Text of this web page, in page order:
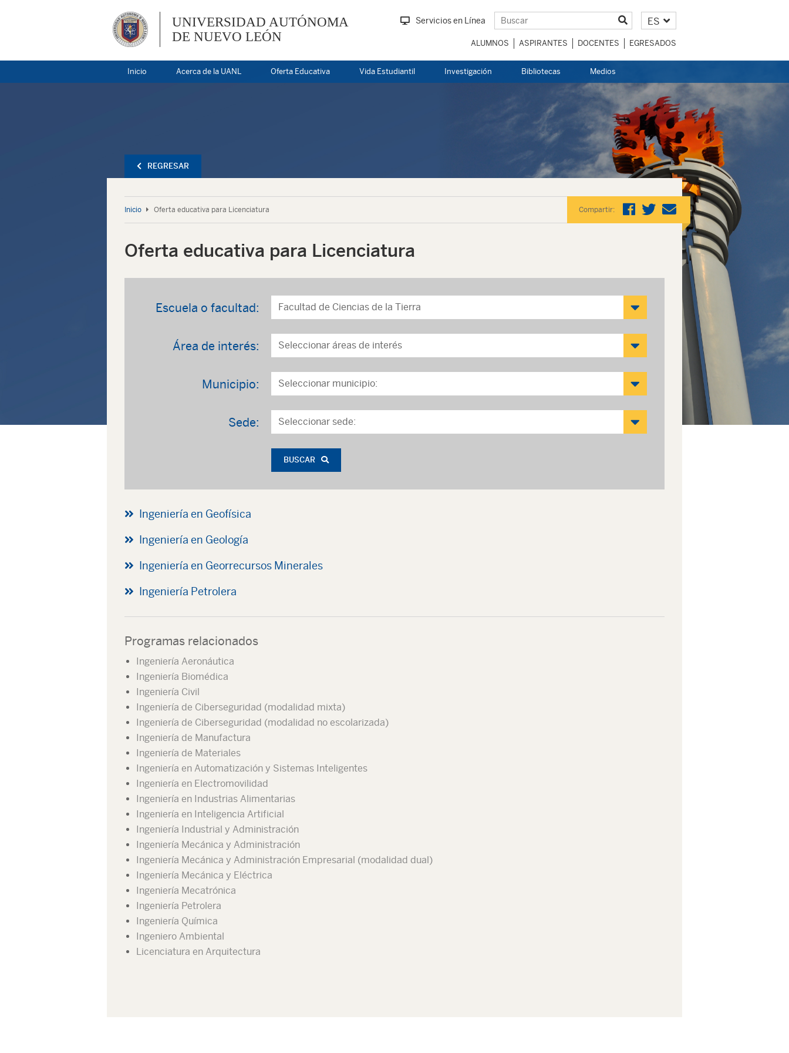
UNIVERSIDAD AUTÓNOMA
DE NUEVO LEÓN
Servicios en Línea ES
ALUMNOS ASPIRANTES DOCENTES EGRESADOS
Inicio Acerca de la UANL Oferta Educativa Vida Estudiantil Investigación Bibliotecas Medios
REGRESAR
Inicio Oferta educativa para Licenciatura Compartir:
Oferta educativa para Licenciatura
Escuela o facultad:
Área de interés:
Municipio:
Sede:
BUSCAR
Ingeniería en Geofísica
Ingeniería en Geología
Ingeniería en Georrecursos Minerales
Ingeniería Petrolera
Programas relacionados
Ingeniería Aeronáutica
Ingeniería Biomédica
Ingeniería Civil
Ingeniería de Ciberseguridad (modalidad mixta)
Ingeniería de Ciberseguridad (modalidad no escolarizada)
Ingeniería de Manufactura
Ingeniería de Materiales
Ingeniería en Automatización y Sistemas Inteligentes
Ingeniería en Electromovilidad
Ingeniería en Industrias Alimentarias
Ingeniería en Inteligencia Artificial
Ingeniería Industrial y Administración
Ingeniería Mecánica y Administración
Ingeniería Mecánica y Administración Empresarial (modalidad dual)
Ingeniería Mecánica y Eléctrica
Ingeniería Mecatrónica
Ingeniería Petrolera
Ingeniería Química
Ingeniero Ambiental
Licenciatura en Arquitectura